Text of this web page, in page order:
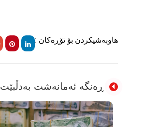
هاوبەشیکردن بۆ تۆڕەکان :
ڕەنگە ئەمانەشت بەدڵبێت